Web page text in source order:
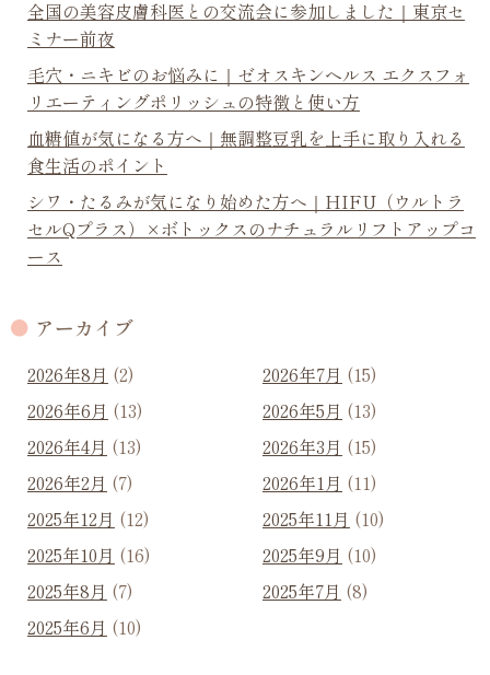
全国の美容皮膚科医との交流会に参加しました｜東京セ
ミナー前夜
毛穴・ニキビのお悩みに｜ゼオスキンヘルス エクスフォ
リエーティングポリッシュの特徴と使い方
血糖値が気になる方へ｜無調整豆乳を上手に取り入れる
食生活のポイント
シワ・たるみが気になり始めた方へ｜HIFU（ウルトラ
セルQプラス）×ボトックスのナチュラルリフトアップコ
ース
アーカイブ
2026年8月 (2) 2026年7月 (15)
2026年6月 (13) 2026年5月 (13)
2026年4月 (13) 2026年3月 (15)
2026年2月 (7) 2026年1月 (11)
2025年12月 (12) 2025年11月 (10)
2025年10月 (16) 2025年9月 (10)
2025年8月 (7) 2025年7月 (8)
2025年6月 (10)